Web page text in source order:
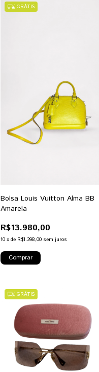
GRÁTIS
Bolsa Louis Vuitton Alma BB
Amarela
R$13.980,00
10 xde R$1.398,00 sem juros
GRÁTIS